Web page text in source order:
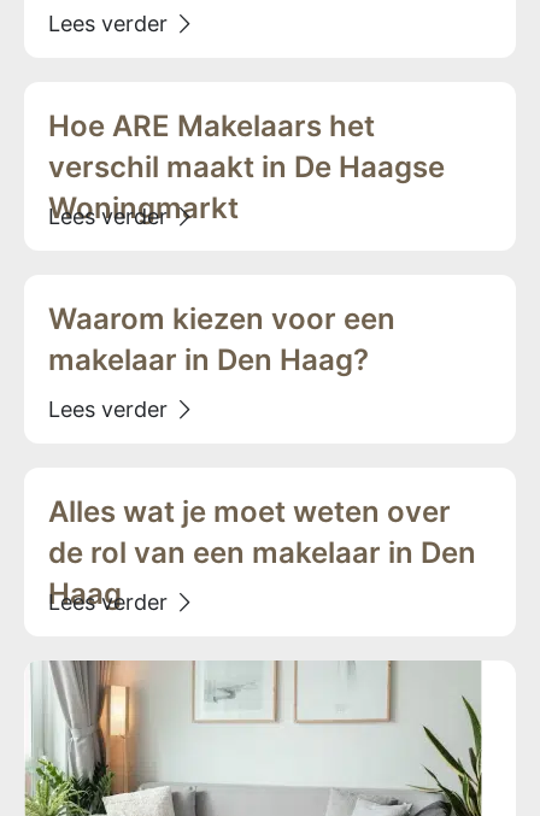
Hoe ARE Makelaars het
verschil maakt in De Haagse
Woningmarkt
Waarom kiezen voor een
makelaar in Den Haag?
Alles wat je moet weten over
de rol van een makelaar in Den
Haag